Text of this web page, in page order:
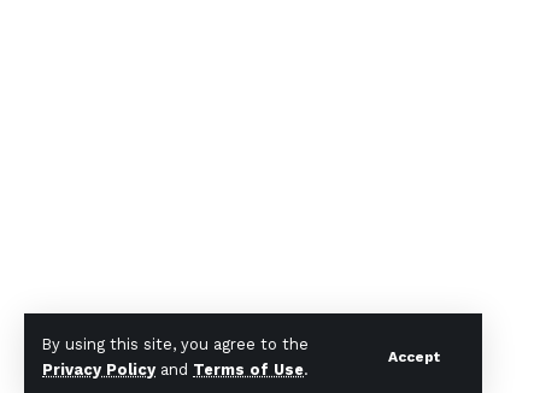
By using this site, you agree to the
Privacy Policy and Terms of Use.
Accept